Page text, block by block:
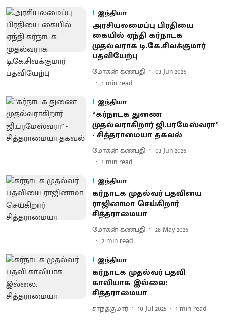
இந்தியா
அரசியலமைப்பு பிரதியை
கையில் ஏந்தி கர்நாடக
முதல்வராக டி.கே.சிவக்குமார்
பதவியேற்பு
மோகன் கணபதி
03 Jun 2026
1 min read
இந்தியா
“கர்நாடக துணை
முதல்வராகிறார் ஜி.பரமேஸ்வரா”
- சித்தராமையா தகவல்
மோகன் கணபதி
03 Jun 2026
1 min read
இந்தியா
கர்நாடக முதல்வர் பதவியை
ராஜினாமா செய்கிறார்
சித்தராமையா
மோகன் கணபதி
28 May 2026
2 min read
இந்தியா
கர்நாடக முதல்வர் பதவி
காலியாக இல்லை:
சித்தராமையா
சாந்தகுமார் 10 Jul 2025 1 min read